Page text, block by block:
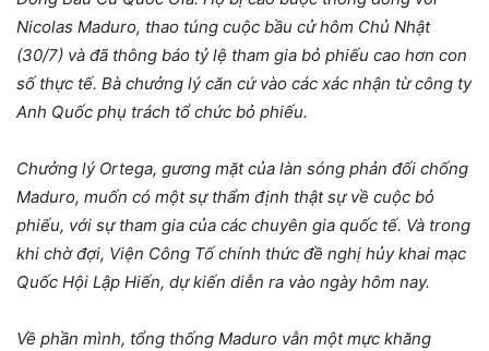
Nicolas Maduro, thao túng cuộc bầu cử hôm Chủ Nhật
(30/7) và đã thông báo tỷ lệ tham gia bỏ phiếu cao hơn con
số thực tế. Bà chưởng lý căn cứ vào các xác nhận từ công ty
Anh Quốc phụ trách tổ chức bỏ phiếu.
Chưởng lý Ortega, gương mặt của làn sóng phản đối chống
Maduro, muốn có một sự thẩm định thật sự về cuộc bỏ
phiếu, với sự tham gia của các chuyên gia quốc tế. Và trong
khi chờ đợi, Viện Công Tố chính thức đề nghị hủy khai mạc
Quốc Hội Lập Hiến, dự kiến diễn ra vào ngày hôm nay.
Về phần mình, tổng thống Maduro vẫn một mực khăng